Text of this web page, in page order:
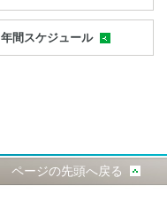
年間スケジュール
ページの先頭へ戻る